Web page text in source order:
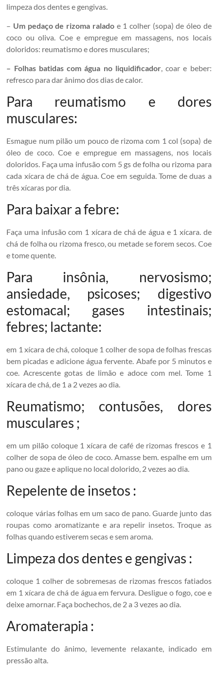
limpeza dos dentes e gengivas.
– Um pedaço de rizoma ralado e 1 colher (sopa) de óleo de
coco ou oliva. Coe e empregue em massagens, nos locais
doloridos: reumatismo e dores musculares;
– Folhas batidas com água no liquidificador, coar e beber:
refresco para dar ânimo dos dias de calor.
Para reumatismo e dores
musculares:
Esmague num pilão um pouco de rizoma com 1 col (sopa) de
óleo de coco. Coe e empregue em massagens, nos locais
doloridos. Faça uma infusão com 5 gs de folha ou rizoma para
cada xícara de chá de água. Coe em seguida. Tome de duas a
três xícaras por dia.
Para baixar a febre:
Faça uma infusão com 1 xícara de chá de água e 1 xícara. de
chá de folha ou rizoma fresco, ou metade se forem secos. Coe
e tome quente.
Para insônia, nervosismo;
ansiedade, psicoses; digestivo
estomacal; gases intestinais;
febres; lactante:
em 1 xícara de chá, coloque 1 colher de sopa de folhas frescas
bem picadas e adicione água fervente. Abafe por 5 minutos e
coe. Acrescente gotas de limão e adoce com mel. Tome 1
xícara de chá, de 1 a 2 vezes ao dia.
Reumatismo; contusões, dores
musculares ;
em um pilão coloque 1 xícara de café de rizomas frescos e 1
colher de sopa de óleo de coco. Amasse bem. espalhe em um
pano ou gaze e aplique no local dolorido, 2 vezes ao dia.
Repelente de insetos :
coloque várias folhas em um saco de pano. Guarde junto das
roupas como aromatizante e ara repelir insetos. Troque as
folhas quando estiverem secas e sem aroma.
Limpeza dos dentes e gengivas :
coloque 1 colher de sobremesas de rizomas frescos fatiados
em 1 xícara de chá de água em fervura. Desligue o fogo, coe e
deixe amornar. Faça bochechos, de 2 a 3 vezes ao dia.
Aromaterapia :
Estimulante do ânimo, levemente relaxante, indicado em
pressão alta.